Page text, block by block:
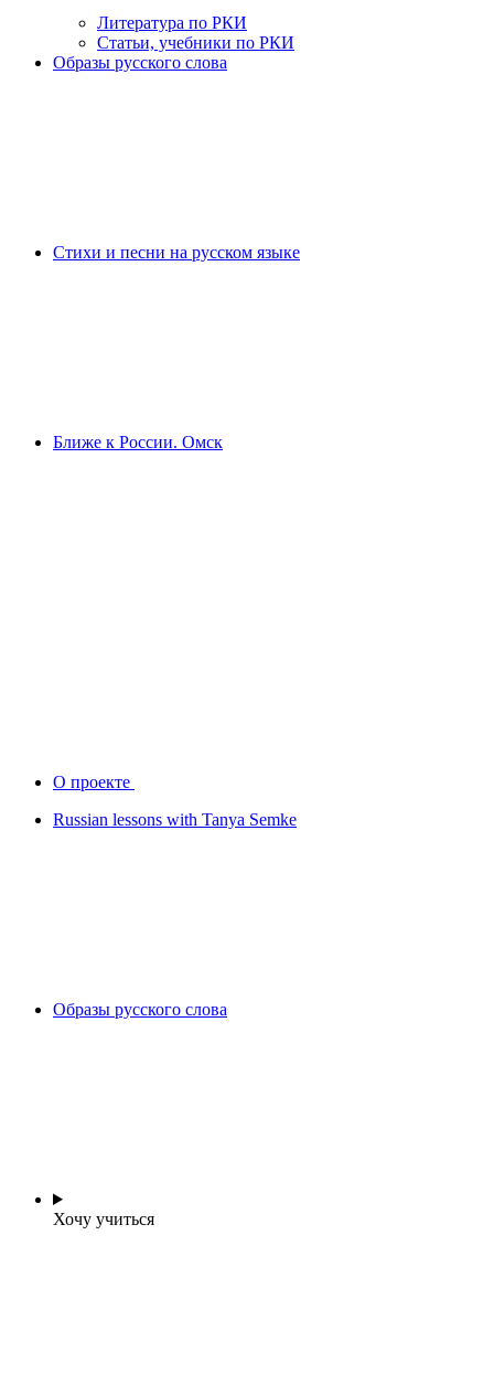
Литература по РКИ
Статьи, учебники по РКИ
Образы русского слова
Стихи и песни на русском языке
Ближе к России. Омск
О проекте
Russian lessons with Tanya Semke
Образы русского слова
Хочу учиться